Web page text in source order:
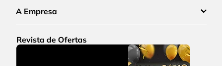
A Empresa
Revista de Ofertas